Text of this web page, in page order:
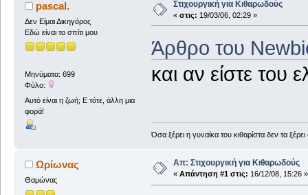
pascal.
Δεν Είμαι Δικηγόρος
Εδώ είναι το σπίτι μου
Μηνύματα: 699
Φύλο:
Αυτό είναι η ζωή; Ε τότε, άλλη μια
φορά!
Στιχουργική για Κιθαρωδούς
« στις: 19/03/06, 02:29 »
Άρθρο του
και αν είστε του
Όσα ξέρει η γυναίκα του κιθαρίστα δεν τα
Ωρίωνας
Θαμώνας
Απ: Στιχουργική για Κιθαρωδούς
« Απάντηση #1 στις: 16/12/08, 15:26 »